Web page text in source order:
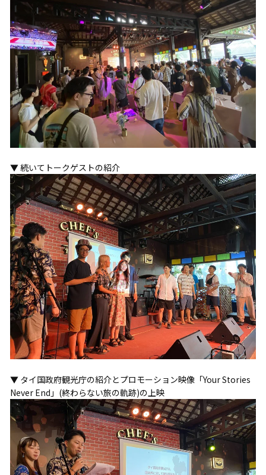
▼ 続いてトークゲストの紹介
▼ タイ国政府観光庁の紹介とプロモーション映像「Your Stories
Never End」(終わらない旅の軌跡)の上映